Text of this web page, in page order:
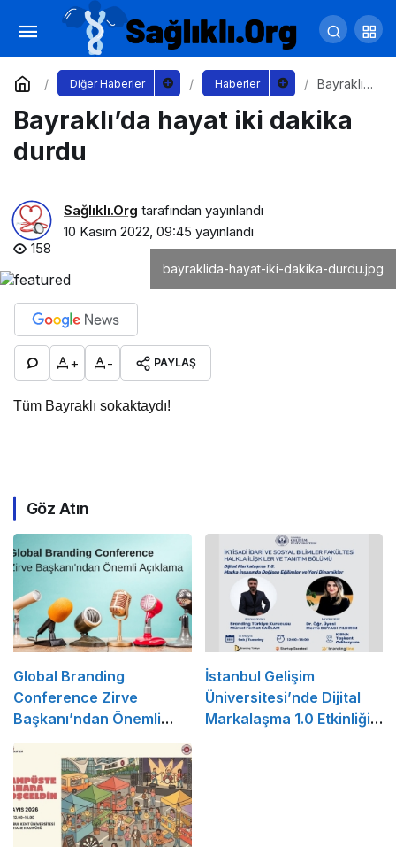
Diğer Haberler Haberler
Bayraklı’d
iki dakika
durdu
Bayraklı’da hayat iki dakika
durdu
Sağlıklı.Org tarafından yayınlandı
10 Kasım 2022, 09:45 yayınlandı
158
bayraklida-hayat-iki-dakika-durdu.jpg
+ - PAYLAŞ
Tüm Bayraklı sokaktaydı!
Göz Atın
Global Branding
Conference Zirve
Başkanı’ndan Önemli
Açıklama
İstanbul Gelişim
Üniversitesi’nde Dijital
Markalaşma 1.0 Etkinliği
Ulu Önder Nilüfer’de özlem ve sevgiyle anıldı
Yorum Yap Paylaş